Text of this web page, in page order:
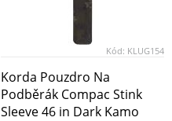
Kód: KLUG154
Korda Pouzdro Na
Podběrák Compac Stink
Sleeve 46 in Dark Kamo